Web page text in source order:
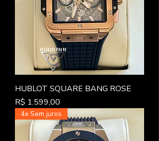
HUBLOT SQUARE BANG ROSE
Preço
R$ 1.599,00
4x Sem juros